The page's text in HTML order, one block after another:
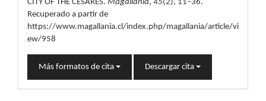
CITY OF THE CÉSARES. Magallania, 45(2), 11–36.
Recuperado a partir de
https://www.magallania.cl/index.php/magallania/article/vi
ew/958
Más formatos de cita Descargar cita